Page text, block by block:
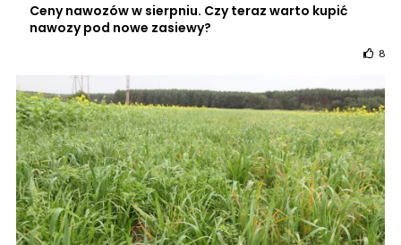
Ceny nawozów w sierpniu. Czy teraz warto kupić
nawozy pod nowe zasiewy?
8